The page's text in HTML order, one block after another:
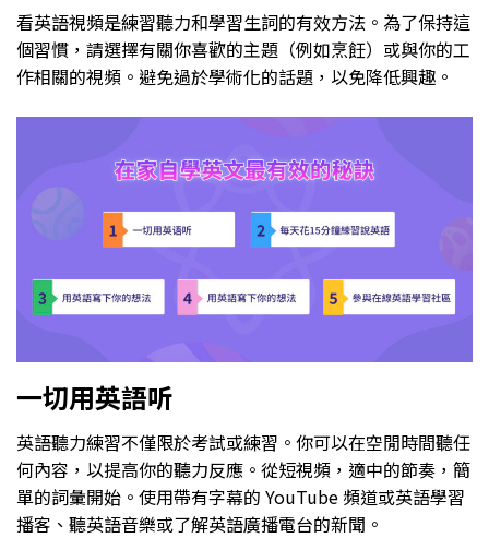
看英語視頻是練習聽力和學習生詞的有效方法。為了保持這
個習慣，請選擇有關你喜歡的主題（例如烹飪）或與你的工
作相關的視頻。避免過於學術化的話題，以免降低興趣。
一切用英語听
英語聽力練習不僅限於考試或練習。你可以在空閒時間聽任
何內容，以提高你的聽力反應。從短視頻，適中的節奏，簡
單的詞彙開始。使用帶有字幕的 YouTube 頻道或英語學習
播客、聽英語音樂或了解英語廣播電台的新聞。